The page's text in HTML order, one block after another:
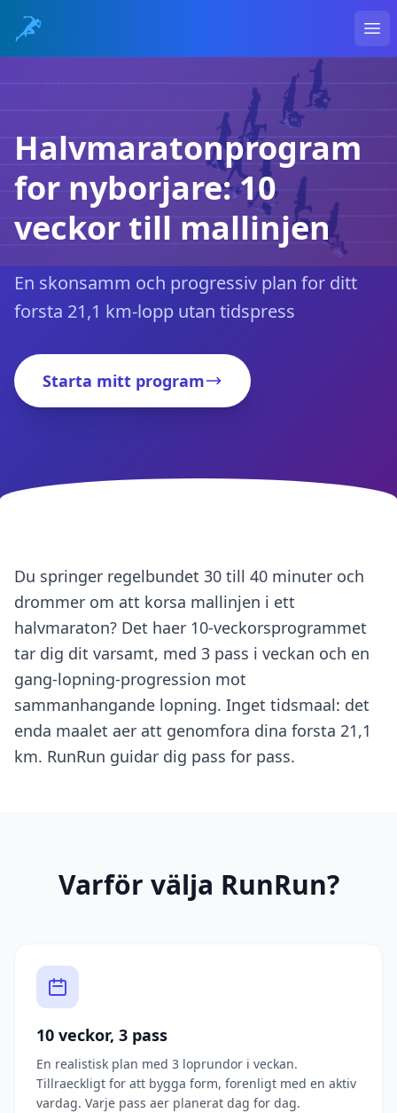
Halvmaratonprogram
for nyborjare: 10
veckor till mallinjen
En skonsamm och progressiv plan for ditt
forsta 21,1 km-lopp utan tidspress
Starta mitt program
Du springer regelbundet 30 till 40 minuter och
drommer om att korsa mallinjen i ett
halvmaraton? Det haer 10-veckorsprogrammet
tar dig dit varsamt, med 3 pass i veckan och en
gang-lopning-progression mot
sammanhangande lopning. Inget tidsmaal: det
enda maalet aer att genomfora dina forsta 21,1
km. RunRun guidar dig pass for pass.
Varför välja RunRun?
10 veckor, 3 pass
En realistisk plan med 3 loprundor i veckan.
Tillraeckligt for att bygga form, forenligt med en aktiv
vardag. Varje pass aer planerat dag for dag.